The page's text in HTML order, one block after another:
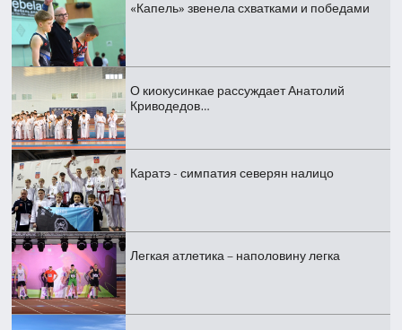
«Капель» звенела схватками и победами
О киокусинкае рассуждает Анатолий
Криводедов…
Каратэ - симпатия северян налицо
Легкая атлетика – наполовину легка